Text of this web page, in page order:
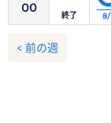
00
終了 8/
< 前の週